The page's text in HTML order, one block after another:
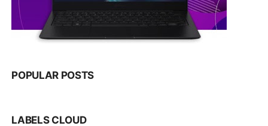
POPULAR POSTS
LABELS CLOUD